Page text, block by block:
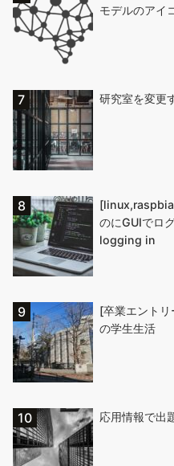
モデルのアイ
研究室を変更
のにGUIでロ
logging in
[卒業エント
の学生生活
応用情報で出